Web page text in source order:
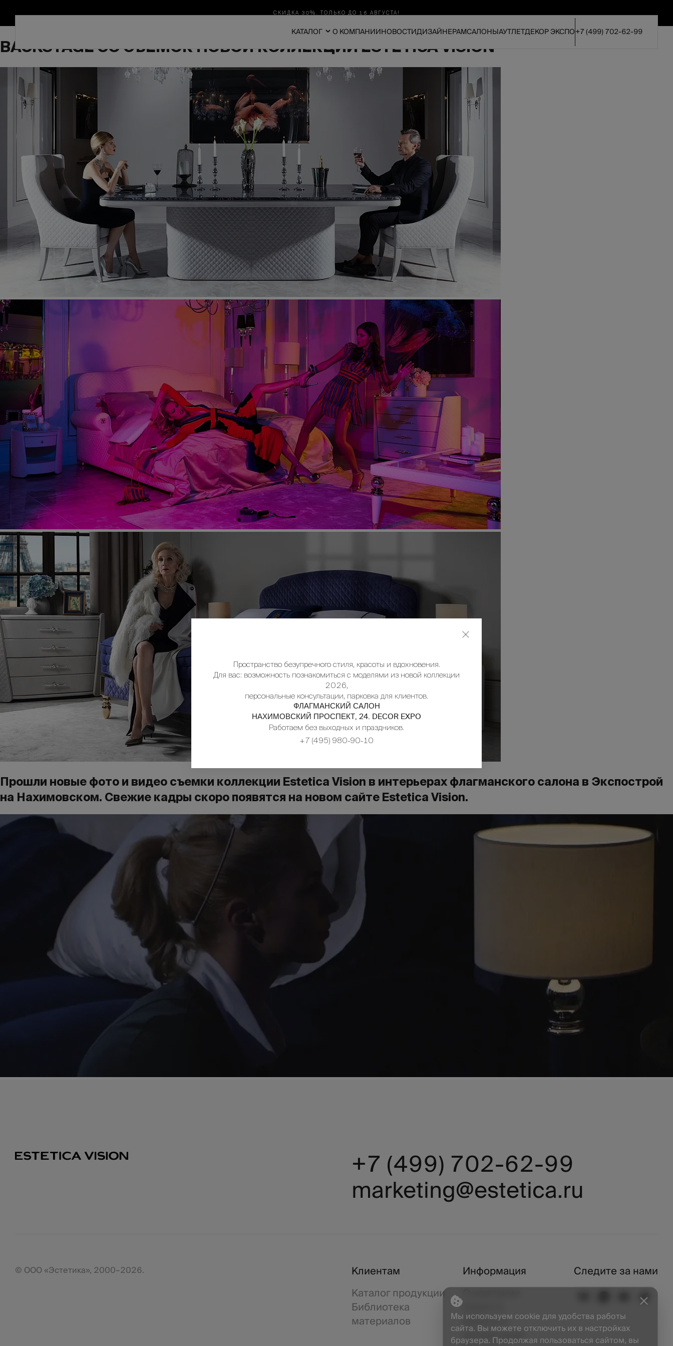
СКИДКА 30%. ТОЛЬКО ДО 16 АВГУСТА!
КАТАЛОГ О КОМПАНИИНОВОСТИДИЗАЙНЕРАМСАЛОНЫАУТЛЕТДЕКОР ЭКСПО+7 (499) 702-62-99
BACKSTAGE СО СЪЕМОК НОВОЙ КОЛЛЕКЦИИ ESTETICA VISION
Прошли новые фото и видео съемки коллекции Estetica Vision в интерьерах флагманского салона в Экспострой
на Нахимовском. Свежие кадры скоро появятся на новом сайте Estetica Vision.
+7 (499) 702-62-99
marketing@estetica.ru
© ООО «Эстетика», 2000–2026.
Клиентам
Каталог продукции
Библиотека
материалов
Информация
Вакансии
Дизайнерам
Следите за нами
Мы используем cookie для удобства работы
сайта. Вы можете отключить их в настройках
браузера. Продолжая пользоваться сайтом, вы
Пространство безупречного стиля, красоты и вдохновения.
Для вас: возможность познакомиться с моделями из новой коллекции
2026,
персональные консультации, парковка для клиентов.
ФЛАГМАНСКИЙ САЛОН
НАХИМОВСКИЙ ПРОСПЕКТ, 24. DECOR EXPO
Работаем без выходных и праздников.
+7 (495) 980-90-10